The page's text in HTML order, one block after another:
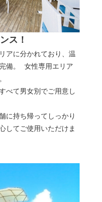
ス！
アに分かれており、温
備。 女性専用エリア
べて男女別でご用意し
に持ち帰ってしっかり
してご使用いただけま